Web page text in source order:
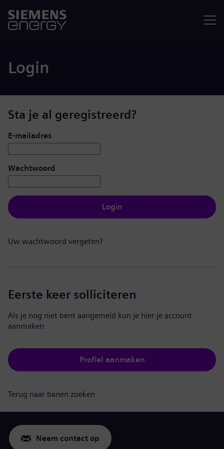
Login
Sta je al geregistreerd?
Inloggen: gebruiker en wachtwoord
E-mailadres
Wachtwoord
Login
Uw wachtwoord vergeten?
Eerste keer solliciteren
Als je nog niet bent aangemeld kun je hier je account
aanmaken.
Profiel aanmaken
Terug naar banen zoeken
Neem contact op